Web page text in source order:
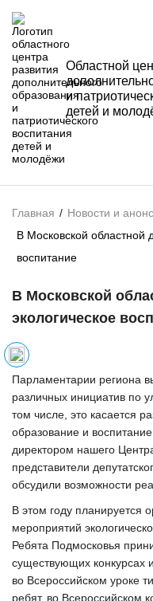
Областной
и
детей и
Главная / Новости и
В Московской областной
воспитание
В Московской
экологическое
Парламентарии региона
различных инициатив по
том числе, это касается
образование и
директором нашего
представители
обсудили возможности
В этом году планируется
мероприятий
Ребята Подмосковья
существующих конкурсах
во Всероссийском уроке
ребят, во Всероссийском